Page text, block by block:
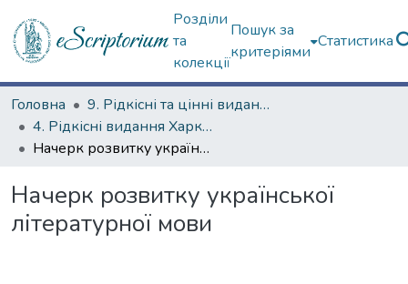
Розділи
та
колекції
Пошук за
критеріями
Статистика
Головна
9. Рідкісні та цінні видання
4. Рідкісні видання Харкова ХХ ст.
Начерк розвитку української літературної мови
Начерк розвитку української
літературної мови